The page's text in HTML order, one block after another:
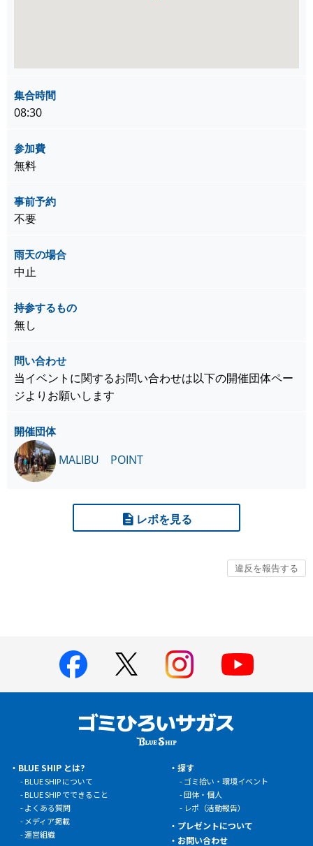
集合時間
08:30
参加費
無料
事前予約
不要
雨天の場合
中止
持参するもの
無し
問い合わせ
当イベントに関するお問い合わせは以下の開催団体ペー
ジよりお願いします
開催団体
MALIBU POINT
レポを見る
BLUE SHIP とは?
BLUE SHIP について
BLUE SHIP でできること
よくある質問
メディア掲載
運営組織
探す
ゴミ拾い・環境イベント
団体・個人
レポ（活動報告）
プレゼントについて
お問い合わせ